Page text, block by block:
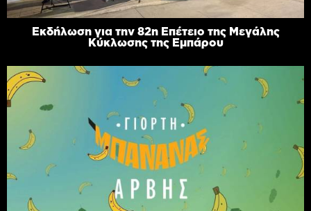
Εκδήλωση για την 82η Επέτειο της Μεγάλης
Κύκλωσης της Εμπάρου